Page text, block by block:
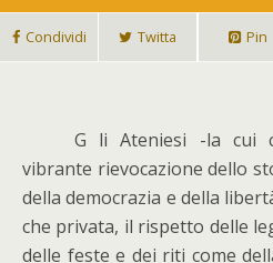
Condividi Twitta Pin
G li Ateniesi -la cui
vibrante rievocazione dello
della democrazia e della
che privata, il rispetto delle
delle feste e dei riti come